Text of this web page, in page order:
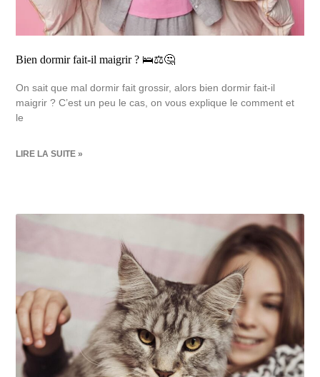
Bien dormir fait-il maigrir ? 🛌⚖️🤔
On sait que mal dormir fait grossir, alors bien dormir fait-il
maigrir ? C’est un peu le cas, on vous explique le comment et
le
LIRE LA SUITE »